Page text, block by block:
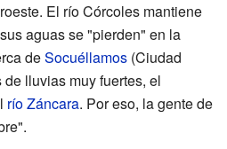
El río Córcoles mantiene
aguas se "pierden" en la
deSocuéllamos (Ciudad
lluvias muy fuertes, el
río Záncara. Por eso, la gente de